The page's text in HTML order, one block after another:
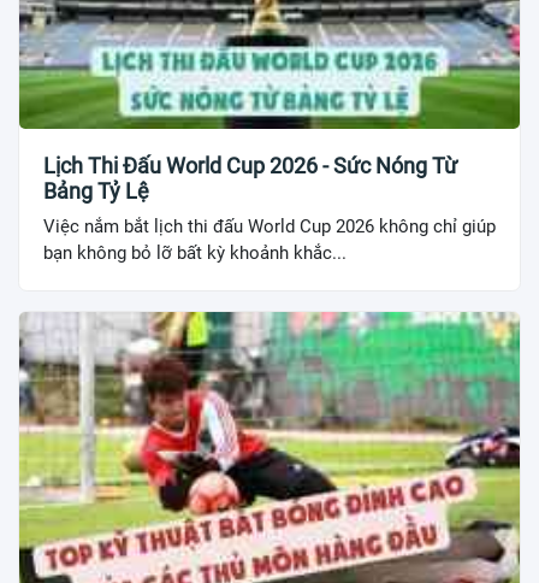
Lịch Thi Đấu World Cup 2026 - Sức Nóng Từ
Bảng Tỷ Lệ
Việc nắm bắt lịch thi đấu World Cup 2026 không chỉ giúp
bạn không bỏ lỡ bất kỳ khoảnh khắc...